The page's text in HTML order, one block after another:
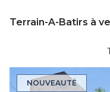
Terrain-A-Batirs à
NOUVEAUTÉ